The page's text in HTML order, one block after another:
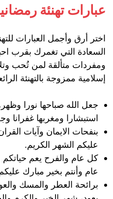
عبارات تهنئة
اختر أرق وأجمل العبارات
السعادة التي تغمرك بقرب
ومفردات متألقة لمن تُحب
إسلامية ممزوجة بالتهنئة
جعل الله صباحها نورا
استبشارا ومغربها غفرانا
بنفحات الايمان وآيات
عليكم الشهر الكريم.
كل عام والفرح يعم
عام وأنتم بخير مبارك
برائحة العطر والمسك